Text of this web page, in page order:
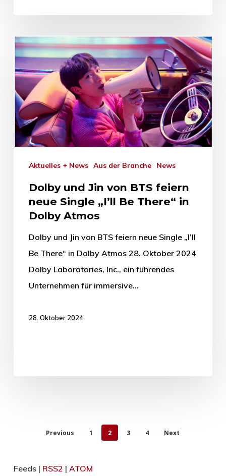
Aktuelles + News Aus der Branche News
Dolby und Jin von BTS feiern
neue Single „I’ll Be There“ in
Dolby Atmos
Dolby und Jin von BTS feiern neue Single „I’ll
Be There“ in Dolby Atmos 28. Oktober 2024
Dolby Laboratories, Inc., ein führendes
Unternehmen für immersive…
28. Oktober 2024
Previous 1 2 3 4 Next
Feeds | RSS2 | ATOM